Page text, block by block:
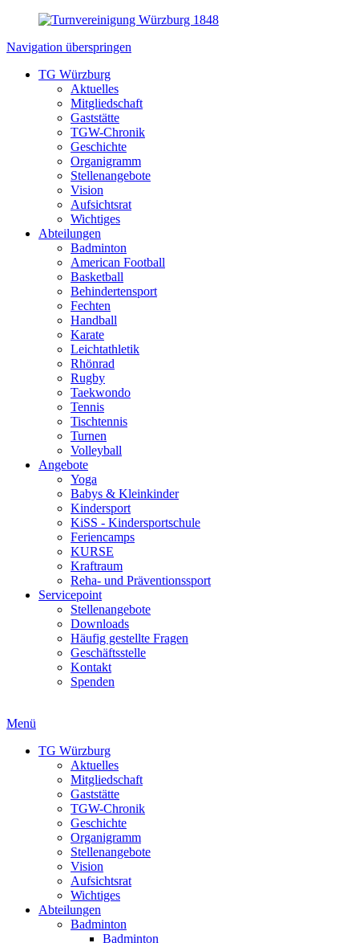
Navigation überspringen
TG Würzburg
Aktuelles
Mitgliedschaft
Gaststätte
TGW-Chronik
Geschichte
Organigramm
Stellenangebote
Vision
Aufsichtsrat
Wichtiges
Abteilungen
Badminton
American Football
Basketball
Behindertensport
Fechten
Handball
Karate
Leichtathletik
Rhönrad
Rugby
Taekwondo
Tennis
Tischtennis
Turnen
Volleyball
Angebote
Yoga
Babys & Kleinkinder
Kindersport
KiSS - Kindersportschule
Feriencamps
KURSE
Kraftraum
Reha- und Präventionssport
Servicepoint
Stellenangebote
Downloads
Häufig gestellte Fragen
Geschäftsstelle
Kontakt
Spenden
Menü
TG Würzburg
Aktuelles
Mitgliedschaft
Gaststätte
TGW-Chronik
Geschichte
Organigramm
Stellenangebote
Vision
Aufsichtsrat
Wichtiges
Abteilungen
Badminton
Badminton